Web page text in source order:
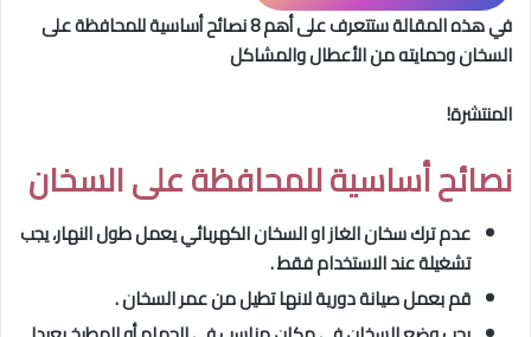
في هذه المقالة ستتعرف على أهم 8 نصائح أساسية للمحافظة على
السخان وحمايته من الأعطال والمشاكل
المنتشرة!
نصائح أساسية للمحافظة على السخان
عدم ترك سخان الغاز او السخان الكهربائي يعمل طول النهار، يجب
تشغيلة عند الاستخدام فقط .
قم بعمل صيانة دورية لانها تطيل من عمر السخان .